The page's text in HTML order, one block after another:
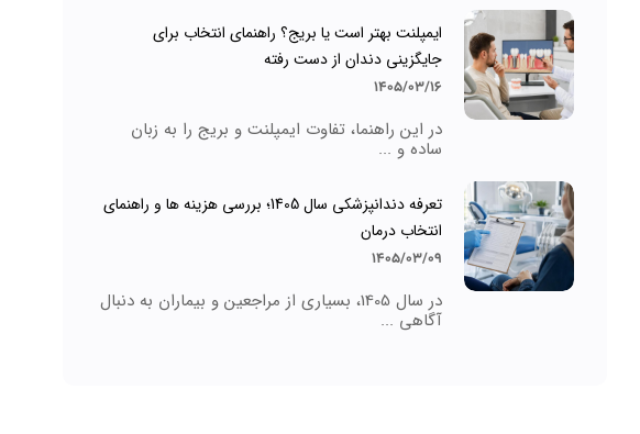
ایمپلنت بهتر است یا بریج؟ راهنمای انتخاب برای
جایگزینی دندان از دست رفته
1405/03/16
در این راهنما، تفاوت ایمپلنت و بریج را به زبان
ساده و ...
تعرفه دندانپزشکی سال 1405؛ بررسی هزینه ها و راهنمای
انتخاب درمان
1405/03/09
در سال 1405، بسیاری از مراجعین و بیماران به دنبال
آگاهی ...